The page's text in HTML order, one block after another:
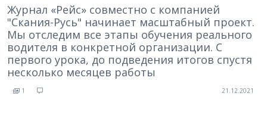
Журнал «Рейс» совместно с компанией
"Скания-Русь" начинает масштабный проект.
Мы отследим все этапы обучения реального
водителя в конкретной организации. С
первого урока, до подведения итогов спустя
несколько месяцев работы
1 21.12.2021